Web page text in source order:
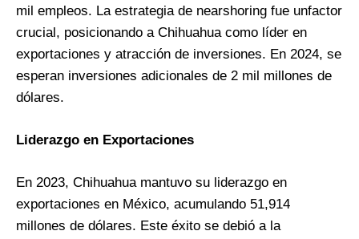
mil empleos. La estrategia de nearshoring fue unfactor
crucial, posicionando a Chihuahua como líder en
exportaciones y atracción de inversiones. En 2024, se
esperan inversiones adicionales de 2 mil millones de
dólares.
Liderazgo en Exportaciones
En 2023, Chihuahua mantuvo su liderazgo en
exportaciones en México, acumulando 51,914
millones de dólares. Este éxito se debió a la